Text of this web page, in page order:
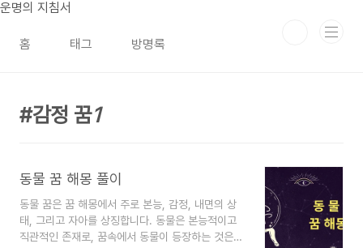
본문 바로가기
운명의 지침서
홈 태그 방명록
감정 꿈1
동물 꿈 해몽 풀이
동물 꿈은 꿈 해몽에서 주로 본능, 감정, 내면의 상
태, 그리고 자아를 상징합니다. 동물은 본능적이고
직관적인 존재로, 꿈속에서 동물이 등장하는 것은